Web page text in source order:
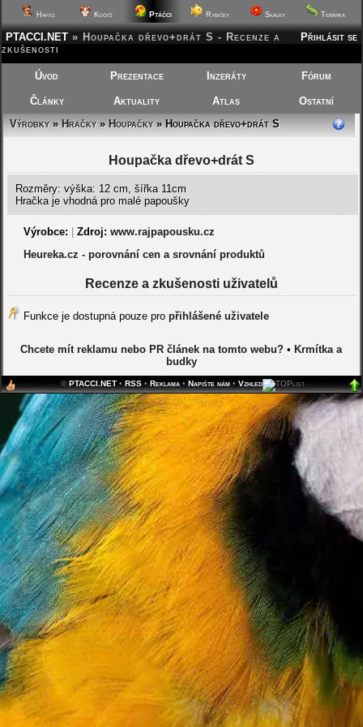
Hafíci Kočičí Ptáčci Rybičky Skalky Terárka
Přihlásit se
PTACCI.NET » Houpačka dřevo+drát S - Recenze a
zkušenosti
Úvod Prezentace Inzeráty Fórum
Články Aktuality Atlas
Ostatní
Výrobky»Hračky»Houpačky» Houpačka dřevo+drát S
Houpačka dřevo+drát S
Rozměry: výška: 12 cm, šířka 11cm
Hračka je vhodná pro malé papoušky
Výrobce: Zdroj: www.rajpapousku.cz
Heureka.cz - porovnání cen a srovnání produktů
Recenze a zkušenosti uživatelů
Funkce je dostupná pouze pro přihlášené uživatele
Chcete mít reklamu nebo PR článek na tomto webu? • Krmítka a
budky
©PTACCI.NET• RSS• Reklama• Napište nám• Vzhled